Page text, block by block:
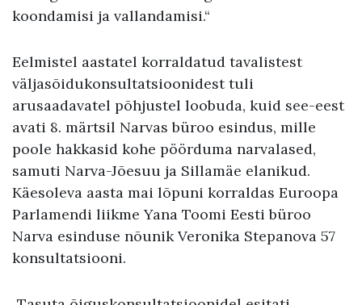
koondamisi ja vallandamisi.“
Eelmistel aastatel korraldatud tavalistest
väljasõidukonsultatsioonidest tuli
arusaadavatel põhjustel loobuda, kuid see-eest
avati 8. märtsil Narvas büroo esindus, mille
poole hakkasid kohe pöörduma narvalased,
samuti Narva-Jõesuu ja Sillamäe elanikud.
Käesoleva aasta mai lõpuni korraldas Euroopa
Parlamendi liikme Yana Toomi Eesti büroo
Narva esinduse nõunik Veronika Stepanova 57
konsultatsiooni.